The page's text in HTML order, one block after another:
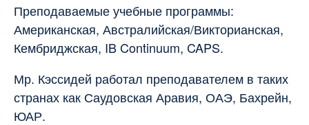
Преподаваемые учебные программы:
Американская, Австралийская/Викторианская,
Кембриджская, IB Continuum, CAPS.
Мр. Кэссидей работал преподавателем в таких
странах как Саудовская Аравия, ОАЭ, Бахрейн,
ЮАР.